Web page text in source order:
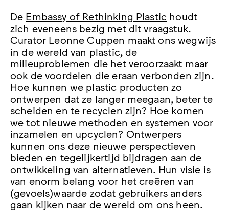
De Embassy of Rethinking Plastic houdt
zich eveneens bezig met dit vraagstuk.
Curator Leonne Cuppen maakt ons wegwijs
in de wereld van plastic, de
milieuproblemen die het veroorzaakt maar
ook de voordelen die eraan verbonden zijn.
Hoe kunnen we plastic producten zo
ontwerpen dat ze langer meegaan, beter te
scheiden en te recyclen zijn? Hoe komen
we tot nieuwe methoden en systemen voor
inzamelen en upcyclen? Ontwerpers
kunnen ons deze nieuwe perspectieven
bieden en tegelijkertijd bijdragen aan de
ontwikkeling van alternatieven. Hun visie is
van enorm belang voor het creëren van
(gevoels)waarde zodat gebruikers anders
gaan kijken naar de wereld om ons heen.